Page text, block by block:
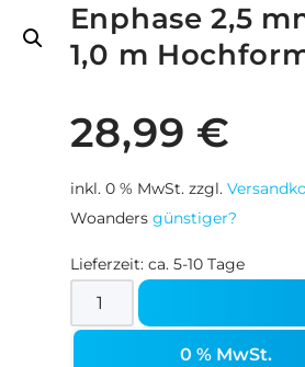
Enphase 2,5
1,0 m
28,99 €
inkl. 0 % MwSt. zzgl.
Woanders günstiger?
Lieferzeit: ca. 5-10 Tage
0 % MwSt.